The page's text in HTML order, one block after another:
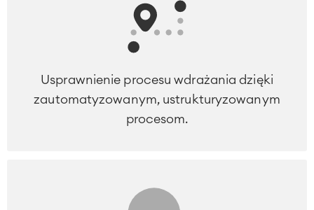
Usprawnienie procesu wdrażania dzięki
zautomatyzowanym, ustrukturyzowanym
procesom.